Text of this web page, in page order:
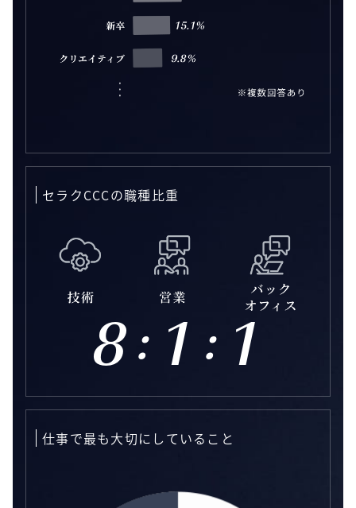
セラクCCCの職種比重
8 1 1
仕事で最も大切にしていること